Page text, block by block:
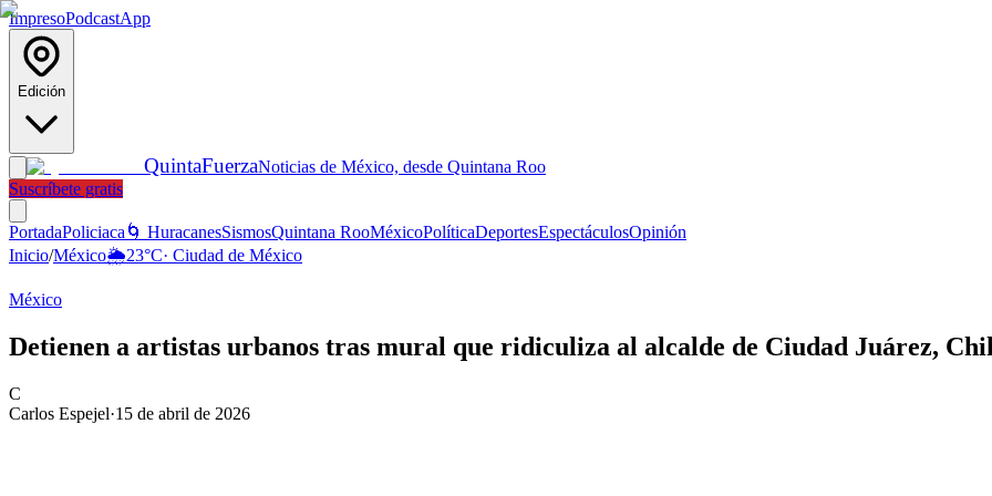
ImpresoPodcastApp
Edición
QuintaFuerzaNoticias de México, desde Quintana Roo
Suscríbete gratis
PortadaPoliciaca 🌀 HuracanesSismosQuintana RooMéxicoPolíticaDeportesEspectáculosOpinión
Inicio/México🌦️23°C· Ciudad de México
México
Detienen a artistas urbanos tras mural que ridiculiza al alcalde de Ciudad Juárez,
C
Carlos Espejel·15 de abril de 2026